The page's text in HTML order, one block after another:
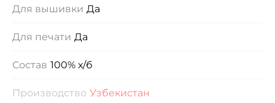
Для вышивки Да
Для печати Да
Состав 100% х/б
Производство Узбекистан